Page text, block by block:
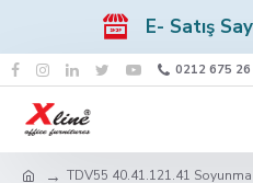
E- Satış
0212 675
TDV55 40.41.121.41